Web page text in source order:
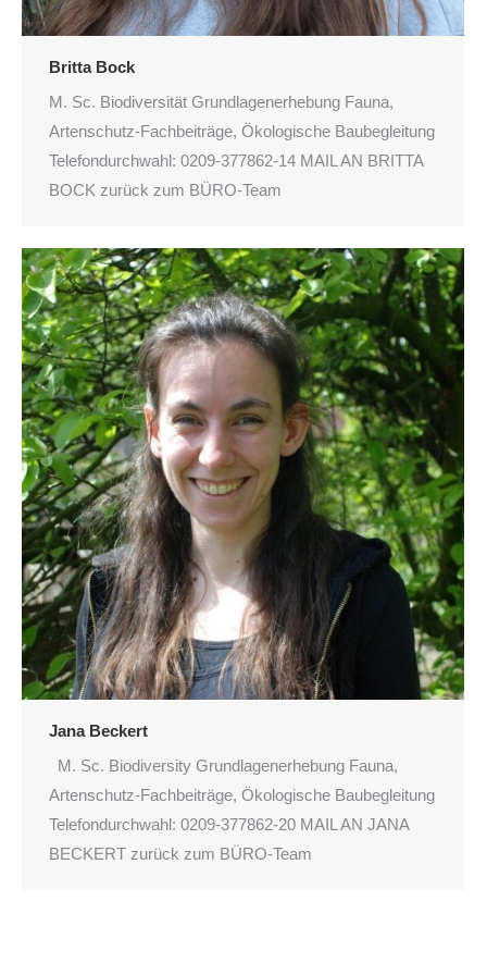
Britta Bock
M. Sc. Biodiversität Grundlagenerhebung Fauna,
Artenschutz-Fachbeiträge, Ökologische Baubegleitung
Telefondurchwahl: 0209-377862-14 MAIL AN BRITTA
BOCK zurück zum BÜRO-Team
Jana Beckert
M. Sc. Biodiversity Grundlagenerhebung Fauna,
Artenschutz-Fachbeiträge, Ökologische Baubegleitung
Telefondurchwahl: 0209-377862-20 MAIL AN JANA
BECKERT zurück zum BÜRO-Team